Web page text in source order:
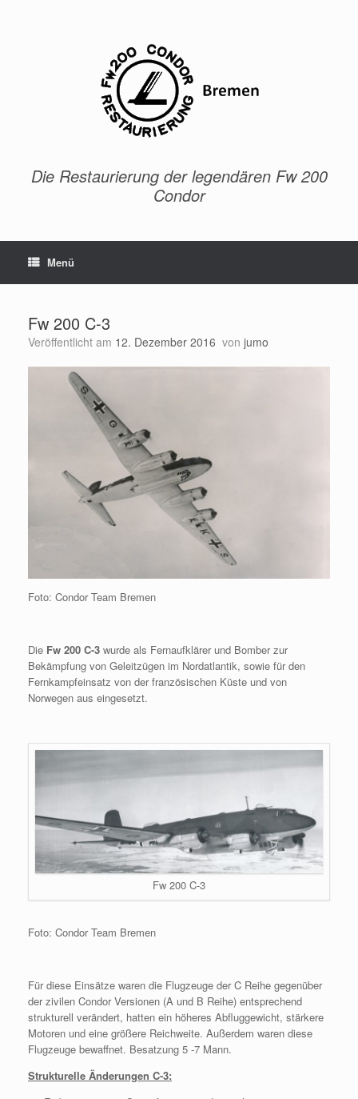
Die Restaurierung der legendären Fw 200
Condor
Menü
Fw 200 C-3
Veröffentlicht am 12. Dezember 2016 von jumo
Foto: Condor Team Bremen
Die Fw 200 C-3 wurde als Fernaufklärer und Bomber zur
Bekämpfung von Geleitzügen im Nordatlantik, sowie für den
Fernkampfeinsatz von der französischen Küste und von
Norwegen aus eingesetzt.
Fw 200 C-3
Foto: Condor Team Bremen
Für diese Einsätze waren die Flugzeuge der C Reihe gegenüber
der zivilen Condor Versionen (A und B Reihe) entsprechend
strukturell verändert, hatten ein höheres Abfluggewicht, stärkere
Motoren und eine größere Reichweite. Außerdem waren diese
Flugzeuge bewaffnet. Besatzung 5 -7 Mann.
Strukturelle Änderungen C-3: